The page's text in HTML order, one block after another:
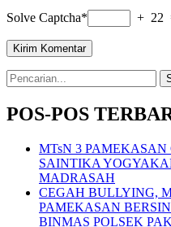
Solve Captcha* + 22
Search
for:
POS-POS
MTsN 3
SAINTIKA
MADRASAH
CEGAH BULLYING,
PAMEKASAN
BINMAS POLSEK